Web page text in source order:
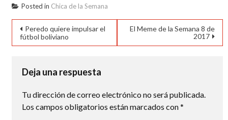
Posted in Chica de la Semana
Navegación
de
entradas
Peredo quiere impulsar el
fútbol boliviano
El Meme de la Semana 8 de
2017
Deja una respuesta
Tu dirección de correo electrónico no será publicada.
Los campos obligatorios están marcados con*